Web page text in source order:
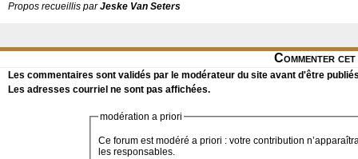
Propos recueillis parJeske Van Seters
Commenter
Les commentaires sont validés par le modérateur du site avant d'être
Les adresses courriel ne sont pas affichées.
modération a priori
Ce forum est modéré a priori : votre contribution
les responsables.